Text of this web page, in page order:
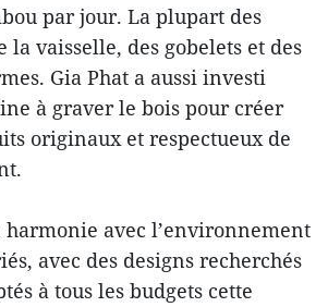
par jour. La plupart des
la vaisselle, des gobelets et des
Gia Phat a aussi investi
à graver le bois pour créer
originaux et respectueux de
harmonie avec l’environnement
avec des designs recherchés
à tous les budgets cette